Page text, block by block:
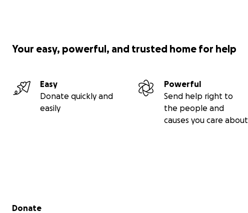
Your easy, powerful, and trusted home for help
Easy
Donate quickly and
easily
Powerful
Send help right to
the people and
causes you care about
Secondary menu
Donate